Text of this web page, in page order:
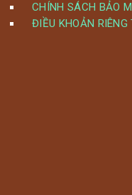
CHÍNH SÁCH BẢO
ĐIỀU KHOẢN RIÊNG